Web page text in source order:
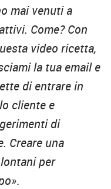
mai venuti a
Come? Con
video ricetta,
la tua email e
di entrare in
cliente e
di
Creare una
per
.